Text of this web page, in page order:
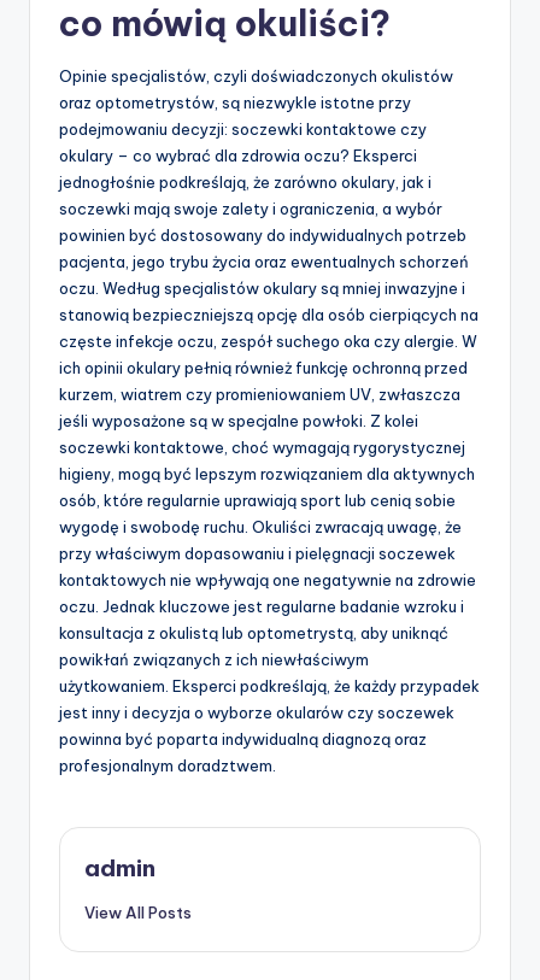
co mówią okuliści?
Opinie specjalistów, czyli doświadczonych okulistów
oraz optometrystów, są niezwykle istotne przy
podejmowaniu decyzji: soczewki kontaktowe czy
okulary – co wybrać dla zdrowia oczu? Eksperci
jednogłośnie podkreślają, że zarówno okulary, jak i
soczewki mają swoje zalety i ograniczenia, a wybór
powinien być dostosowany do indywidualnych potrzeb
pacjenta, jego trybu życia oraz ewentualnych schorzeń
oczu. Według specjalistów okulary są mniej inwazyjne i
stanowią bezpieczniejszą opcję dla osób cierpiących na
częste infekcje oczu, zespół suchego oka czy alergie. W
ich opinii okulary pełnią również funkcję ochronną przed
kurzem, wiatrem czy promieniowaniem UV, zwłaszcza
jeśli wyposażone są w specjalne powłoki. Z kolei
soczewki kontaktowe, choć wymagają rygorystycznej
higieny, mogą być lepszym rozwiązaniem dla aktywnych
osób, które regularnie uprawiają sport lub cenią sobie
wygodę i swobodę ruchu. Okuliści zwracają uwagę, że
przy właściwym dopasowaniu i pielęgnacji soczewek
kontaktowych nie wpływają one negatywnie na zdrowie
oczu. Jednak kluczowe jest regularne badanie wzroku i
konsultacja z okulistą lub optometrystą, aby uniknąć
powikłań związanych z ich niewłaściwym
użytkowaniem. Eksperci podkreślają, że każdy przypadek
jest inny i decyzja o wyborze okularów czy soczewek
powinna być poparta indywidualną diagnozą oraz
profesjonalnym doradztwem.
admin
View All Posts